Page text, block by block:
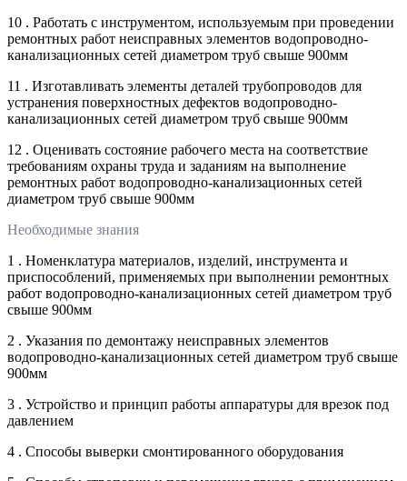
10 . Работать с инструментом, используемым при проведении
ремонтных работ неисправных элементов водопроводно-
канализационных сетей диаметром труб свыше 900мм
11 . Изготавливать элементы деталей трубопроводов для
устранения поверхностных дефектов водопроводно-
канализационных сетей диаметром труб свыше 900мм
12 . Оценивать состояние рабочего места на соответствие
требованиям охраны труда и заданиям на выполнение
ремонтных работ водопроводно-канализационных сетей
диаметром труб свыше 900мм
Необходимые знания
1 . Номенклатура материалов, изделий, инструмента и
приспособлений, применяемых при выполнении ремонтных
работ водопроводно-канализационных сетей диаметром труб
свыше 900мм
2 . Указания по демонтажу неисправных элементов
водопроводно-канализационных сетей диаметром труб свыше
900мм
3 . Устройство и принцип работы аппаратуры для врезок под
давлением
4 . Способы выверки смонтированного оборудования